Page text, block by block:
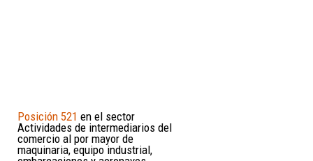
Posición 521 en el sector
Actividades de intermediarios del
comercio al por mayor de
maquinaria, equipo industrial,